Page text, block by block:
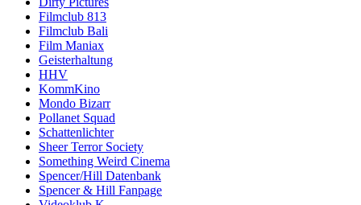
Filmclub 813
Filmclub Bali
Film Maniax
Geisterhaltung
HHV
KommKino
Mondo Bizarr
Pollanet Squad
Schattenlichter
Sheer Terror Society
Something Weird Cinema
Spencer/Hill Datenbank
Spencer & Hill Fanpage